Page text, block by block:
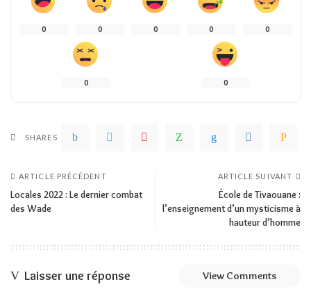
0 0 0 0 0
0 0
SHARES
ARTICLE PRÉCÉDENT
Locales 2022 : Le dernier combat
des Wade
ARTICLE SUIVANT
École de Tivaouane :
l’enseignement d’un mysticisme à
hauteur d’homme
Laisser une réponse View Comments